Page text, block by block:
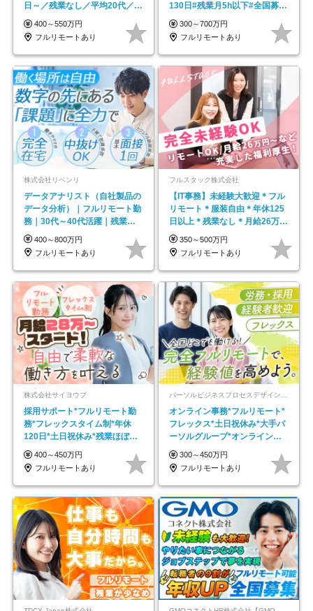
日～／残業なし／平均20代／リ
モートOK
400～550万円
フルリモートあり
130日#残業月5h以下#全国募集
#最大1年の研修
300～700万円
フルリモートあり
株式会社リベンリ
データアナリスト（自社製品の
データ分析）｜フルリモート勤
務｜30代～40代活躍｜残業少
なめ｜子育て社員多数活躍
400～800万円
フルリモートあり
フルスタック株式会社
【IT事務】未経験大歓迎＊フル
リモート＊服装自由＊年休125
日以上＊残業なし＊月給26万円
以上
350～500万円
フルリモートあり
株式会社サイヨウブ
採用サポート*フルリモート勤
務*フレックスタイム制*年休
120日*土日祝休み*残業ほぼな
し*育児中社員8割以上
400～450万円
フルリモートあり
パーソルビジネスプロセスデザイン株式会社 事業開発本部
オンライン事務*フルリモート*
フレックス*土日祝休み*大手パ
ーソルグループ*オンライン面
接*30～40代活躍中
300～450万円
フルリモートあり